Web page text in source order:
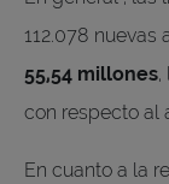
112.078 nuevas
55,54 millones,
con respecto al
En cuanto a la